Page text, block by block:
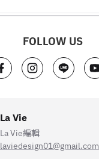
FOLLOW US
La Vie
La Vie編輯
laviedesign01@gmail.com